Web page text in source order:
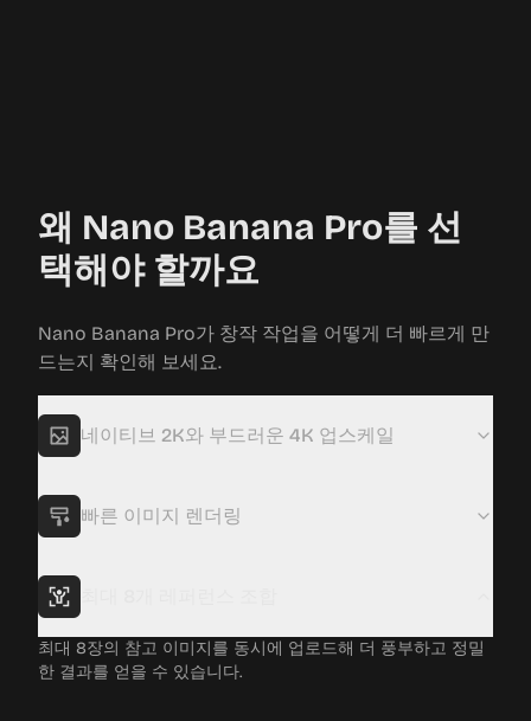
왜 Nano Banana Pro를 선
택해야 할까요
Nano Banana Pro가 창작 작업을 어떻게 더 빠르게 만
드는지 확인해 보세요.
네이티브 2K와 부드러운 4K 업스케일
채 깨끗한 4K로 확장할 수 있습니다.